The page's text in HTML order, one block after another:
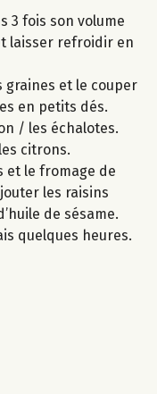
3 fois son volume
laisser refroidir en
graines et le couper
en petits dés.
/ les échalotes.
citrons.
et le fromage de
les raisins
de sésame.
quelques heures.